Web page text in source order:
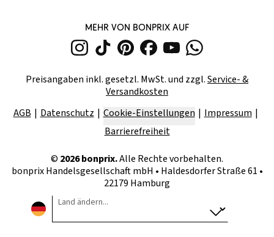
MEHR VON BONPRIX AUF
Preisangaben inkl. gesetzl. MwSt. und zzgl.Service- &
Versandkosten
AGB
Datenschutz Cookie-Einstellungen
Impressum
Barrierefreiheit
© 2026bonprix.Alle Rechte vorbehalten.
bonprix Handelsgesellschaft mbH • Haldesdorfer Straße 61 •
22179 Hamburg
Land ändern...